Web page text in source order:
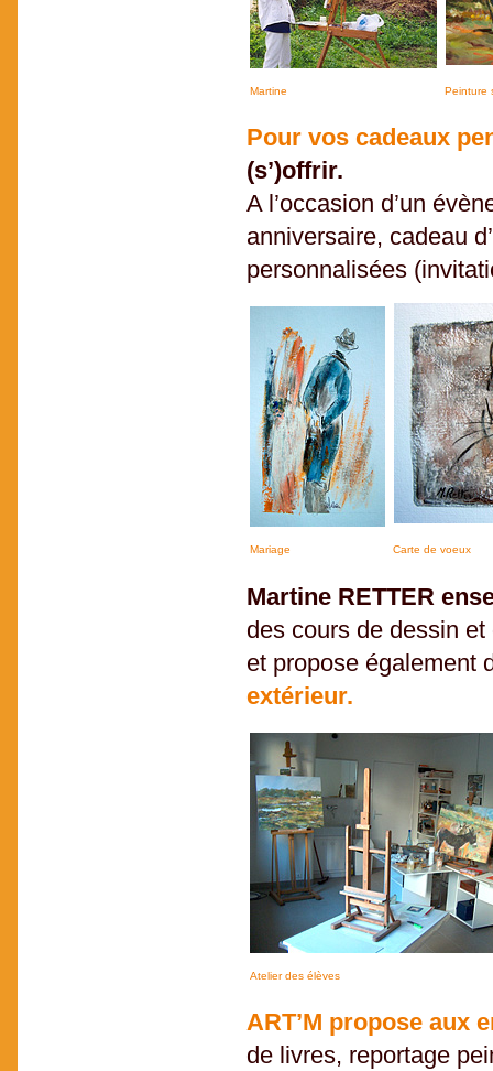
Martine Peinture
Pour vos cadeaux
(s’)offrir.
A l’occasion d’un
anniversaire, cadeau
personnalisées
Mariage Carte de voeux
Martine RETTER
des cours de dessin
et propose également
extérieur.
Atelier des élèves
ART’M propose aux
de livres, reportage